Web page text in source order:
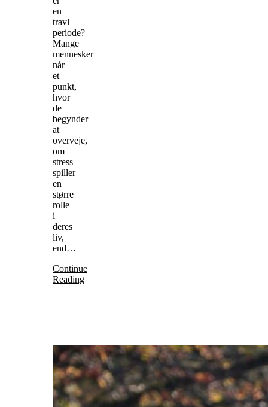
en
travl
periode?
Mange
mennesker
når
et
punkt,
hvor
de
begynder
at
overveje,
om
stress
spiller
en
større
rolle
i
deres
liv,
end…
Continue
Reading